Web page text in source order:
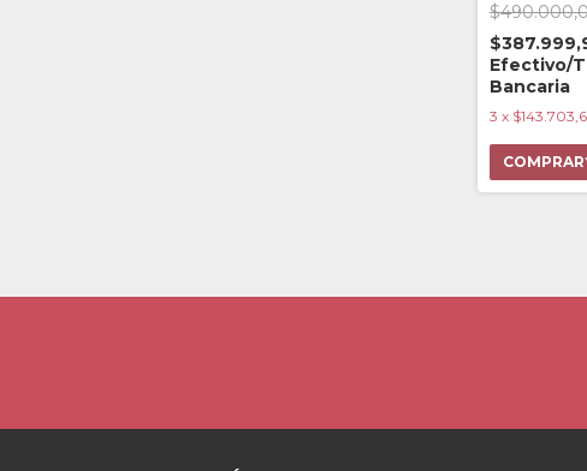
Efectivo/
Bancaria
3 x